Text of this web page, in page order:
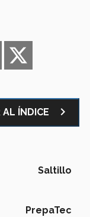
Facebook
AL ÍNDICE navigate_next
Saltillo
PrepaTec